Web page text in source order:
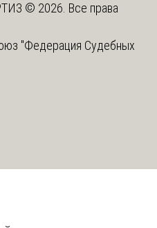
© 2026. Все права
"Федерация Судебных